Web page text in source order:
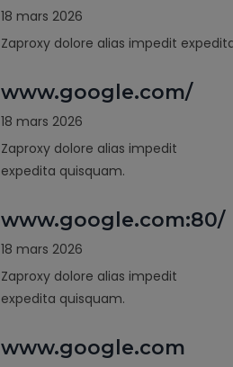
18 mars 2026
Zaproxy dolore alias impedit
www.google.com/
18 mars 2026
Zaproxy dolore alias impedit
expedita quisquam.
www.google.com:80/
18 mars 2026
Zaproxy dolore alias impedit
expedita quisquam.
www.google.com